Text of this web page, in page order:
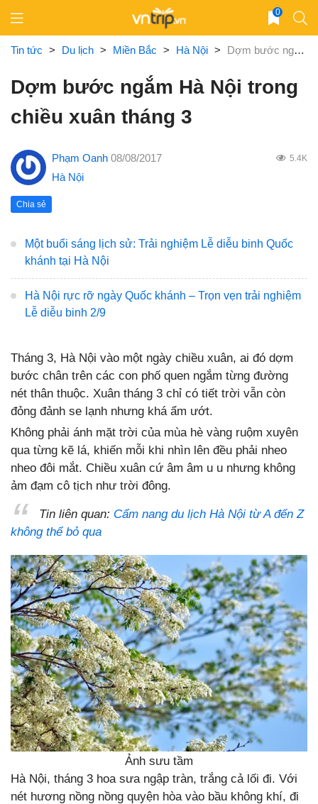
content
0
Tin tức > Du lịch > Miền Bắc > Hà Nội > Dợm bước ngắm Hà Nội trong chiều xuân tháng 3
Dợm bước ngắm Hà Nội trong
chiều xuân tháng 3
Phạm Oanh 08/08/2017 5.4K
Hà Nội
Chia sẻ
Một buổi sáng lịch sử: Trải nghiệm Lễ diễu binh Quốc
khánh tại Hà Nội
Hà Nội rực rỡ ngày Quốc khánh – Trọn vẹn trải nghiệm
Lễ diễu binh 2/9
Tháng 3, Hà Nội vào một ngày chiều xuân, ai đó dợm
bước chân trên các con phố quen ngắm từng đường
nét thân thuộc. Xuân tháng 3 chỉ có tiết trời vẫn còn
đỏng đảnh se lạnh nhưng khá ẩm ướt.
Không phải ánh mặt trời của mùa hè vàng ruộm xuyên
qua từng kẽ lá, khiến mỗi khi nhìn lên đều phải nheo
nheo đôi mắt. Chiều xuân cứ âm âm u u nhưng không
ảm đạm cô tịch như trời đông.
Tin liên quan: Cẩm nang du lịch Hà Nội từ A đến Z
không thể bỏ qua
Ảnh sưu tầm
Hà Nội, tháng 3 hoa sưa ngập tràn, trắng cả lối đi. Với
nét hương nồng nồng quyện hòa vào bầu không khí, đi